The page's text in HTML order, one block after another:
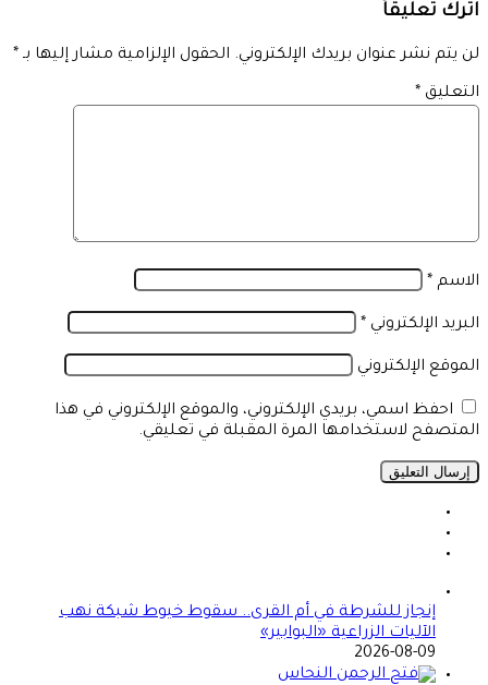
اترك تعليقاً
لن يتم نشر عنوان بريدك الإلكتروني. الحقول الإلزامية مشار إليها بـ *
التعليق *
الاسم *
البريد الإلكتروني *
الموقع الإلكتروني
احفظ اسمي، بريدي الإلكتروني، والموقع الإلكتروني في هذا
المتصفح لاستخدامها المرة المقبلة في تعليقي.
إنجاز للشرطة في أم القرى.. سقوط خيوط شبكة نهب
الآليات الزراعية «البوابير»
2026-08-09